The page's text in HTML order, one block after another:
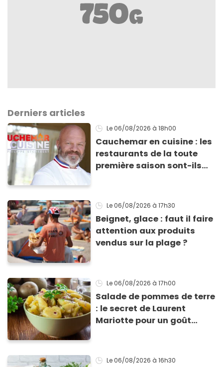
Derniers articles
Le 06/08/2026 à 18h00
Cauchemar en cuisine : les
restaurants de la toute
première saison sont-ils
Le 06/08/2026 à 17h30
Beignet, glace : faut il faire
attention aux produits
vendus sur la plage ?
Le 06/08/2026 à 17h00
Salade de pommes de terre
: le secret de Laurent
Mariotte pour un goût
Le 06/08/2026 à 16h30